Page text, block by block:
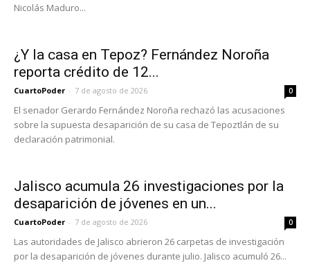
Nicolás Maduro...
¿Y la casa en Tepoz? Fernández Noroña
reporta crédito de 12...
CuartoPoder - 7 de agosto de 2026 0
El senador Gerardo Fernández Noroña rechazó las acusaciones
sobre la supuesta desaparición de su casa de Tepoztlán de su
declaración patrimonial.
Jalisco acumula 26 investigaciones por la
desaparición de jóvenes en un...
CuartoPoder - 7 de agosto de 2026 0
Las autoridades de Jalisco abrieron 26 carpetas de investigación
por la desaparición de jóvenes durante julio. Jalisco acumuló 26...